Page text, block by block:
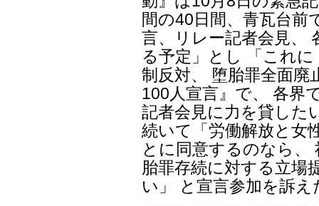
間の40日間、青瓦台前
言、リレー記者会見、
る予定」とし 「これ
制反対、 堕胎罪全面
100人宣言』で、 各界
記者会見に力を貸した
続いて「労働解放と女
とに同意するのなら、
胎罪存続に対する立場
い」 と宣言参加を訴え